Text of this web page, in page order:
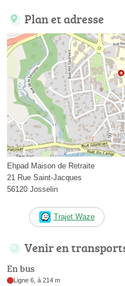
Plan et adresse
Ehpad Maison de Retraite
21 Rue Saint-Jacques
56120 Josselin
Trajet Waze
Venir en
En bus
Ligne 6, à 214 m